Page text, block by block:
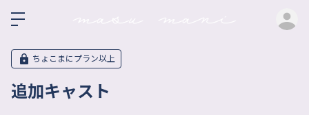
ちょこまにプラン以上
追加キャスト